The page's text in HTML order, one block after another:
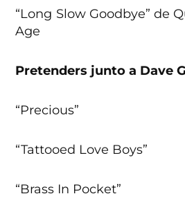
“Long Slow Goodbye” de
Age
Pretenders junto a Dave
“Precious”
“Tattooed Love Boys”
“Brass In Pocket”